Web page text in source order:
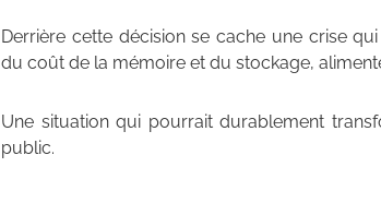
Derrière cette décision se cache une crise
du coût de la mémoire et du stockage,
Une situation qui pourrait durablement
public.